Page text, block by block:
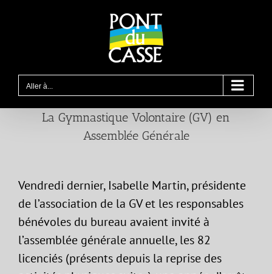
Aller à...
La Gymnastique Volontaire (GV) en
Assemblée Générale
Vendredi dernier, Isabelle Martin, présidente
de l’association de la GV et les responsables
bénévoles du bureau avaient invité à
l’assemblée générale annuelle, les 82
licenciés (présents depuis la reprise des